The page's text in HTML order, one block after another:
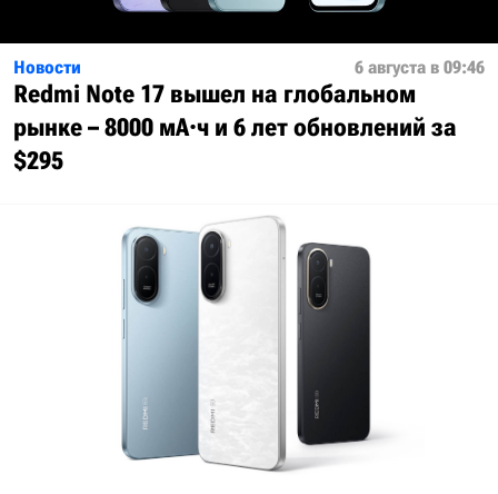
Новости 6 августа в 09:46
Redmi Note 17 вышел на глобальном
рынке – 8000 мА·ч и 6 лет обновлений за
$295